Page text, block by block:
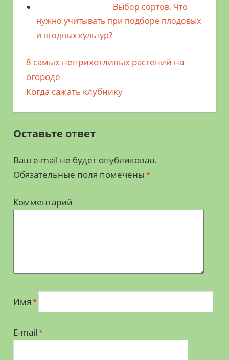
Выбор сортов. Что
нужно учитывать при подборе плодовых
и ягодных культур?
Навигация
по
записям
Предыдущая
запись;
8 самых неприхотливых растений на
огороде
Следующая
Когда сажать клубнику
Оставьте ответ
Ваш e-mail не будет опубликован.
Обязательные поля помечены *
Комментарий
Имя *
E-mail *